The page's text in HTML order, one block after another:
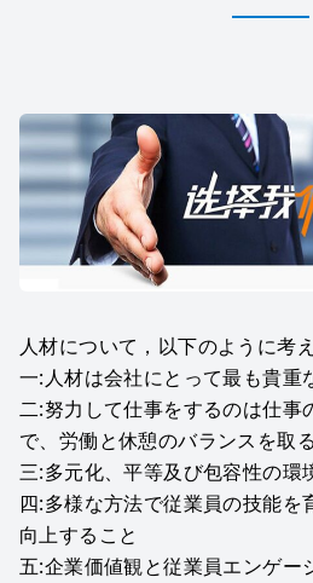
人材について，以下のように考
一:人材は会社にとって最も貴重
二:努力して仕事をするのは仕事
で、労働と休憩のバランスを取
三:多元化、平等及び包容性の環
四:多様な方法で従業員の技能を
向上すること
五:企業価値観と従業員エンゲー